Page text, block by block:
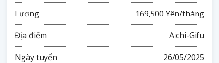
Lương 169,500 Yên/tháng
Địa điểm Aichi-Gifu
Ngày tuyển 26/05/2025